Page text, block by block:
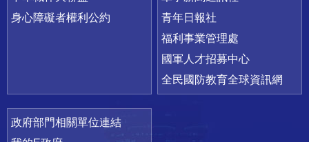
身心障礙者權利公約
青年日報社
福利事業管理處
國軍人才招募中心
全民國防教育全球資訊網
政府部門相關單位連結